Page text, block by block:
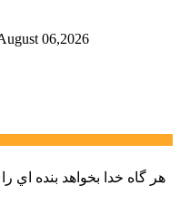
06,2026
هر گاه خدا بخواهد بنده اي